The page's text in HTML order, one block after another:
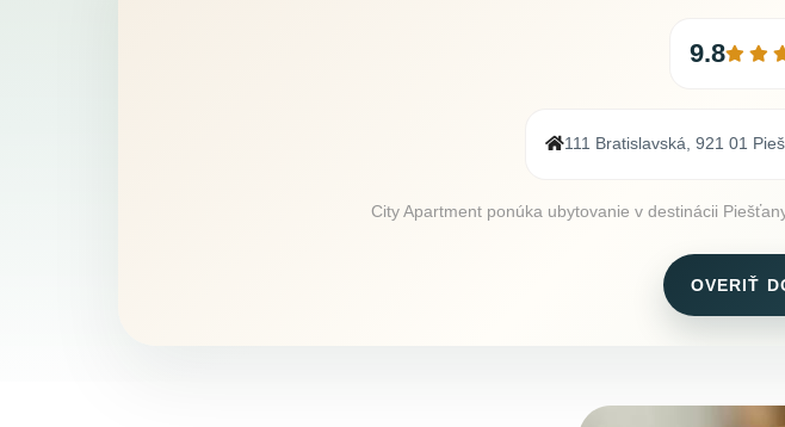
9.8
111 Bratislavská, 921 01
City Apartment ponúka ubytovanie v destinácii
OVERIŤ